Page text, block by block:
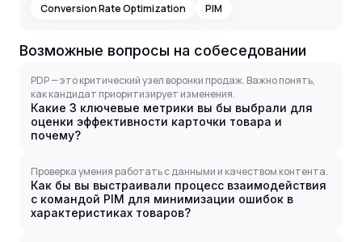
Conversion Rate Optimization
PIM
Возможные вопросы на собеседовании
PDP — это критический узел воронки продаж. Важно понять,
как кандидат приоритизирует изменения.
Какие 3 ключевые метрики вы бы выбрали для
оценки эффективности карточки товара и
почему?
Проверка умения работать с данными и качеством контента.
Как бы вы выстраивали процесс взаимодействия
с командой PIM для минимизации ошибок в
характеристиках товаров?